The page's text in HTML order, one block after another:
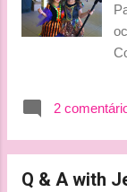
2
Q & A with